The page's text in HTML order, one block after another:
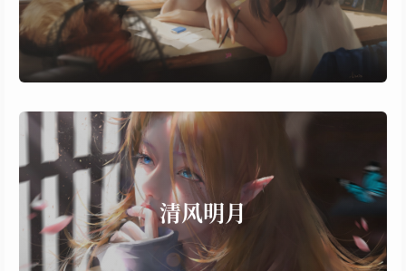
物联网
随笔
6 个子项，28 篇文章
more...
清风明月
心情
永恒
美食
随笔